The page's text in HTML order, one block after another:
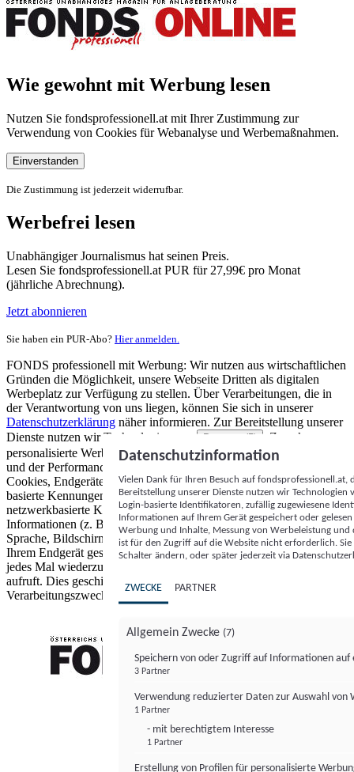
Wie gewohnt mit Werbung lesen
Nutzen Sie fondsprofessionell.at mit Ihrer Zustimmung zur
Verwendung von Cookies für Webanalyse und Werbemaßnahmen.
Einverstanden
Die Zustimmung ist jederzeit widerrufbar.
Werbefrei lesen
Unabhängiger Journalismus hat seinen Preis.
Lesen Sie fondsprofessionell.at PUR für 27,99€ pro Monat
(jährliche Abrechnung).
Jetzt abonnieren
Sie haben ein PUR-Abo? Hier anmelden.
FONDS professionell mit Werbung: Wir nutzen aus wirtschaftlichen
Gründen die Möglichkeit, unsere Webseite Dritten als digitalen
Werbeplatz zur Verfügung zu stellen. Über Verarbeitungen, die in
der Verantwortung von uns liegen, können Sie sich in unserer
Datenschutzerklärung näher informieren. Zur Bereitstellung unserer
Dienste nutzen wir Technologien von
Partnern (5)
. Zwecke:
personalisierte Werbung und Inhalte, Messung von Werbeleistung
und der Performance von Inhalten sowie Zielgruppenforschung.
Cookies, Endgeräte- oder ähnliche Online-Kennungen (z. B. login-
basierte Kennungen, zufällig generierte Kennungen,
netzwerkbasierte Kennungen) können zusammen mit anderen
Informationen (z. B. Browsertyp und Browserinformationen,
Sprache, Bildschirmgröße, unterstützte Technologien usw.) auf
Ihrem Endgerät gespeichert oder von dort ausgelesen werden, um es
jedes Mal wiederzuerkennen, wenn es eine App oder einer Webseite
aufruft. Dies geschieht für einen oder mehrere der hier aufgeführten
Verarbeitungszwecke.
Datenschutzinformation
Vielen Dank für Ihren Besuch auf
Bereitstellung unserer Dienste nutzen wir Technologien
Login-basierte Identifikatoren, zufällig zugewiesene
Informationen auf Ihrem Gerät gespeichert oder
Werbung und Inhalte, Messung von Werbeleistung
ist für den Zugriff auf die Website nicht erforderlich.
Schalter ändern, oder später jederzeit via
ZWECKE PARTNER
Allgemein Zwecke (7)
Speichern von oder Zugriff auf Informationen auf
3 Partner
Verwendung reduzierter Daten zur Auswahl von
1 Partner
- mit berechtigtem Interesse
1 Partner
Erstellung von Profilen für personalisierte
FONDS professionell